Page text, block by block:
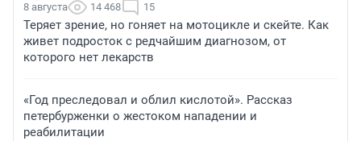
8 августа 14 468 15
Теряет зрение, но гоняет на мотоцикле и скейте. Как
живет подросток с редчайшим диагнозом, от
которого нет лекарств
«Год преследовал и облил кислотой». Рассказ
петербурженки о жестоком нападении и
реабилитации